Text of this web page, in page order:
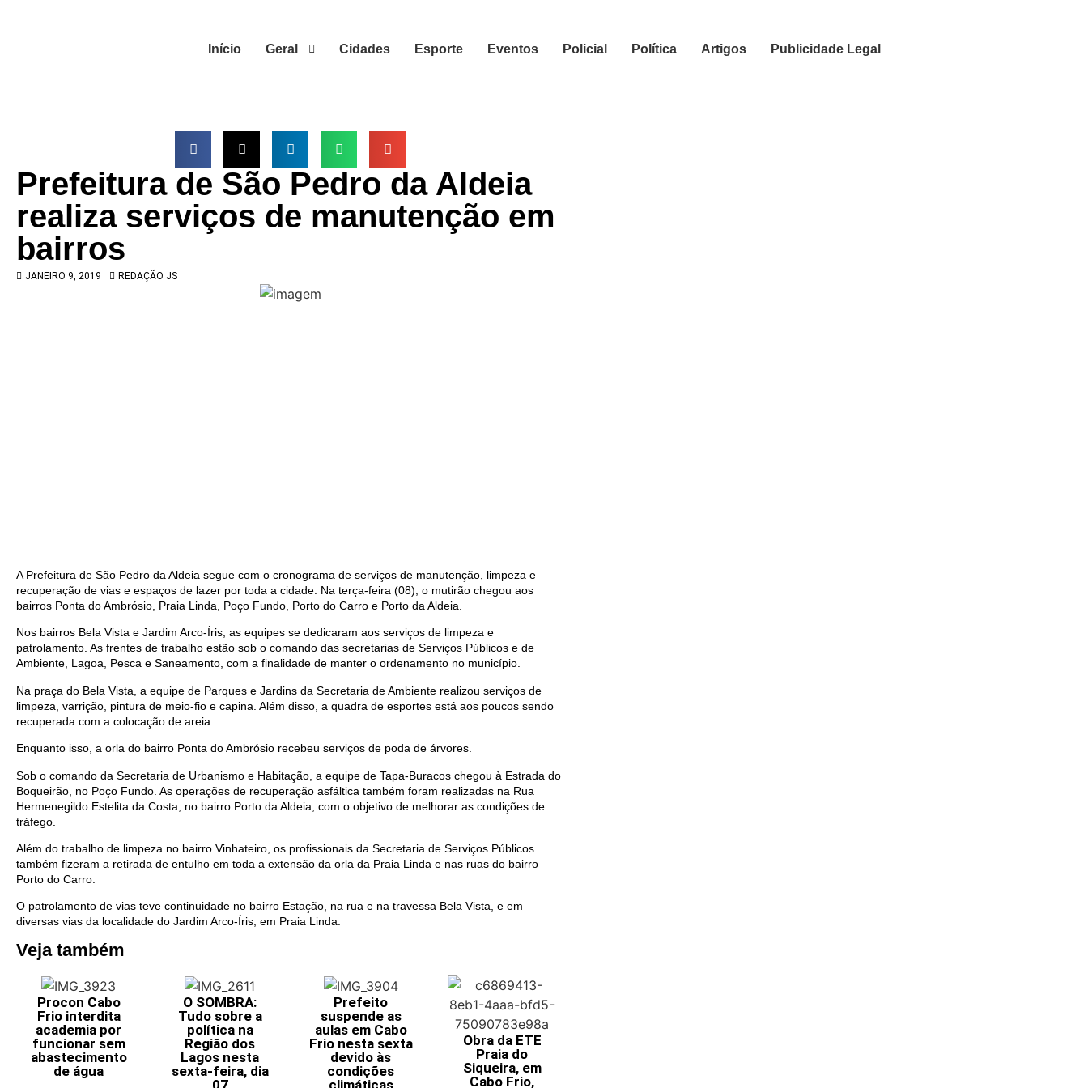
Início Geral Cidades Esporte Eventos Policial Política Artigos Publicidade Legal
Prefeitura de São Pedro da Aldeia
realiza serviços de manutenção em
bairros
JANEIRO 9, 2019 REDAÇÃO JS
A Prefeitura de São Pedro da Aldeia segue com o cronograma de serviços de manutenção, limpeza e
recuperação de vias e espaços de lazer por toda a cidade. Na terça-feira (08), o mutirão chegou aos
bairros Ponta do Ambrósio, Praia Linda, Poço Fundo, Porto do Carro e Porto da Aldeia.
Nos bairros Bela Vista e Jardim Arco-Íris, as equipes se dedicaram aos serviços de limpeza e
patrolamento. As frentes de trabalho estão sob o comando das secretarias de Serviços Públicos e de
Ambiente, Lagoa, Pesca e Saneamento, com a finalidade de manter o ordenamento no município.
Na praça do Bela Vista, a equipe de Parques e Jardins da Secretaria de Ambiente realizou serviços de
limpeza, varrição, pintura de meio-fio e capina. Além disso, a quadra de esportes está aos poucos sendo
recuperada com a colocação de areia.
Enquanto isso, a orla do bairro Ponta do Ambrósio recebeu serviços de poda de árvores.
Sob o comando da Secretaria de Urbanismo e Habitação, a equipe de Tapa-Buracos chegou à Estrada do
Boqueirão, no Poço Fundo. As operações de recuperação asfáltica também foram realizadas na Rua
Hermenegildo Estelita da Costa, no bairro Porto da Aldeia, com o objetivo de melhorar as condições de
tráfego.
Além do trabalho de limpeza no bairro Vinhateiro, os profissionais da Secretaria de Serviços Públicos
também fizeram a retirada de entulho em toda a extensão da orla da Praia Linda e nas ruas do bairro
Porto do Carro.
O patrolamento de vias teve continuidade no bairro Estação, na rua e na travessa Bela Vista, e em
diversas vias da localidade do Jardim Arco-Íris, em Praia Linda.
Veja também
Procon Cabo
Frio interdita
academia por
funcionar sem
abastecimento
de água
O SOMBRA:
Tudo sobre a
política na
Região dos
Lagos nesta
sexta-feira, dia
Prefeito
suspende as
aulas em Cabo
Frio nesta sexta
devido às
condições
Obra da ETE
Praia do
Siqueira, em
Cabo Frio,